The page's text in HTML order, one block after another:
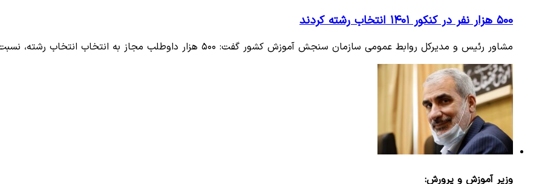
۵۰۰ هزار نفر در کنکور ۱۴۰۱ انتخاب رشته کردند
مشاور رئیس و مدیرکل روابط عمومی سازمان سنجش آموزش کشور گفت: ۵۰۰ هزار داوطلب مجاز به انتخاب انتخاب رشته، نسبت به تکمیل…
وزیر آموزش و پرورش: